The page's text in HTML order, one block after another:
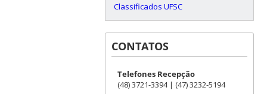
Classificados UFSC
CONTATOS
Telefones Recepção
(48) 3721-3394 | (47) 3232-5194